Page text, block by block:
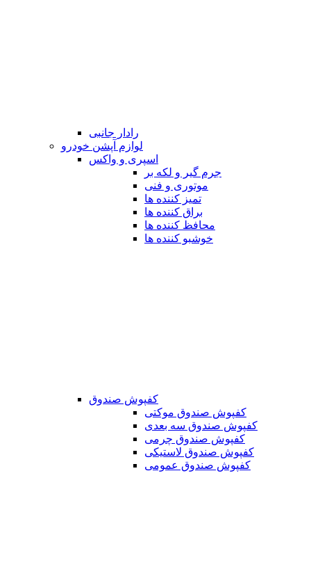
رادار جانبی
لوازم آپشن خودرو
اسپری و واکس
جرم گیر و لکه بر
موتوری و فنی
تمیز کننده ها
براق کننده ها
محافظ کننده ها
خوشبو کننده ها
کفپوش صندوق
کفپوش صندوق موکتی
کفپوش صندوق سه بعدی
کفپوش صندوق چرمی
کفپوش صندوق لاستیکی
کفپوش صندوق عمومی